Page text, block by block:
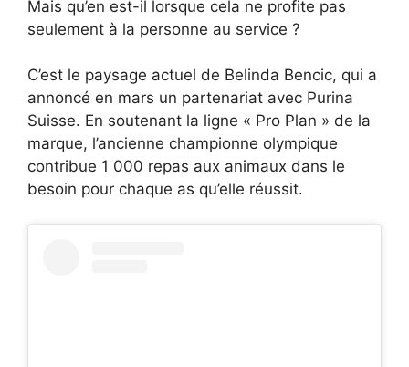
Mais qu’en est-il lorsque cela ne profite pas
seulement à la personne au service ?
C’est le paysage actuel de Belinda Bencic, qui a
annoncé en mars un partenariat avec Purina
Suisse. En soutenant la ligne « Pro Plan » de la
marque, l’ancienne championne olympique
contribue 1 000 repas aux animaux dans le
besoin pour chaque as qu’elle réussit.